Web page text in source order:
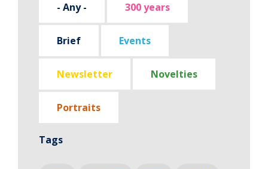
- Any - 300 years
Brief Events
Newsletter Novelties
Portraits
Tags